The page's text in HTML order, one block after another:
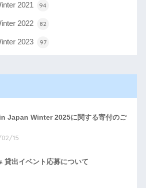
2021 94
2022 82
2023 97
Japan Winter 2025に関する寄付のご
15
貸出イベント応募について